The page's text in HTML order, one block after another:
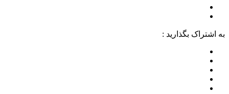
به اشتراک بگذارید :